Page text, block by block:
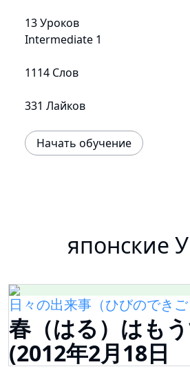
13 Уроков
Intermediate 1
1114 Слов
331 Лайков
Начать обучение
японские
日々の出来事（ひびのできご
春（はる）はも
(2012年2月18日